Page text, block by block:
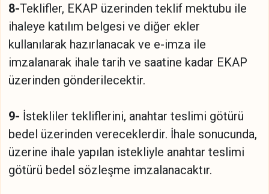
8-Teklifler, EKAP üzerinden teklif mektubu ile
ihaleye katılım belgesi ve diğer ekler
kullanılarak hazırlanacak ve e-imza ile
imzalanarak ihale tarih ve saatine kadar EKAP
üzerinden gönderilecektir.
9- İstekliler tekliflerini, anahtar teslimi götürü
bedel üzerinden vereceklerdir. İhale sonucunda,
üzerine ihale yapılan istekliyle anahtar teslimi
götürü bedel sözleşme imzalanacaktır.